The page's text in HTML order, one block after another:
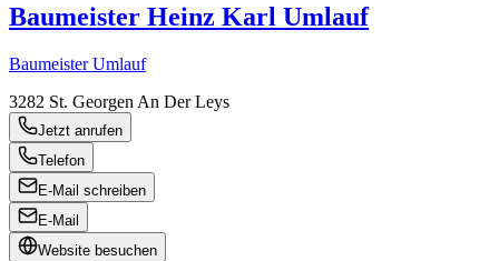
Baumeister Heinz Karl Umlauf
Baumeister Umlauf
3282 St. Georgen An Der Leys
Jetzt anrufen
Telefon
E-Mail schreiben
E-Mail
Website besuchen